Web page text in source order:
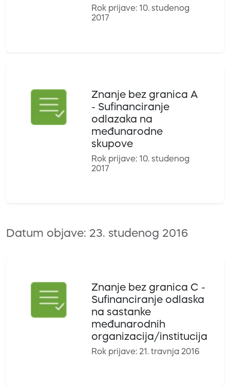
Rok prijave: 10. studenog
2017
Znanje bez granica A
- Sufinanciranje
odlazaka na
međunarodne
skupove
Rok prijave: 10. studenog
2017
Datum objave: 23. studenog 2016
Znanje bez granica C -
Sufinanciranje odlaska
na sastanke
međunarodnih
organizacija/institucija
Rok prijave: 21. travnja 2016